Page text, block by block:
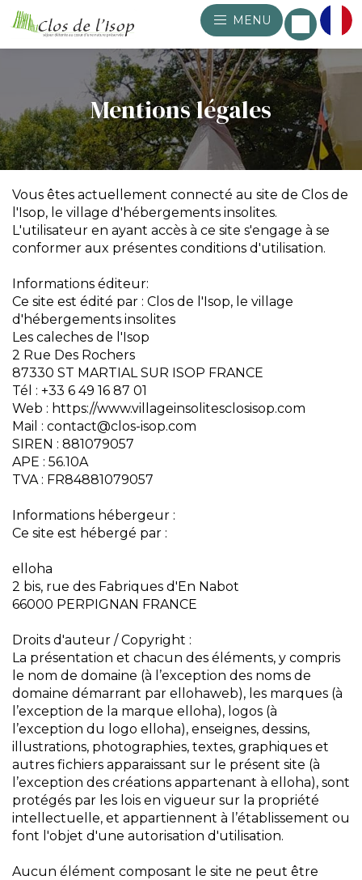
MENU
Mentions légales
Vous êtes actuellement connecté au site de Clos de
l'Isop, le village d'hébergements insolites.
L'utilisateur en ayant accès à ce site s'engage à se
conformer aux présentes conditions d'utilisation.
Informations éditeur:
Ce site est édité par : Clos de l'Isop, le village
d'hébergements insolites
Les caleches de l'Isop
2 Rue Des Rochers
87330 ST MARTIAL SUR ISOP FRANCE
Tél : +33 6 49 16 87 01
Web : https://www.villageinsolitesclosisop.com
Mail : contact@clos-isop.com
SIREN : 881079057
APE : 56.10A
TVA : FR84881079057
Informations hébergeur :
Ce site est hébergé par :
elloha
2 bis, rue des Fabriques d'En Nabot
66000 PERPIGNAN FRANCE
Droits d'auteur / Copyright :
La présentation et chacun des éléments, y compris
le nom de domaine (à l’exception des noms de
domaine démarrant par ellohaweb), les marques (à
l’exception de la marque elloha), logos (à
l’exception du logo elloha), enseignes, dessins,
illustrations, photographies, textes, graphiques et
autres fichiers apparaissant sur le présent site (à
l’exception des créations appartenant à elloha), sont
protégés par les lois en vigueur sur la propriété
intellectuelle, et appartiennent à l’établissement ou
font l'objet d'une autorisation d'utilisation.
Aucun élément composant le site ne peut être